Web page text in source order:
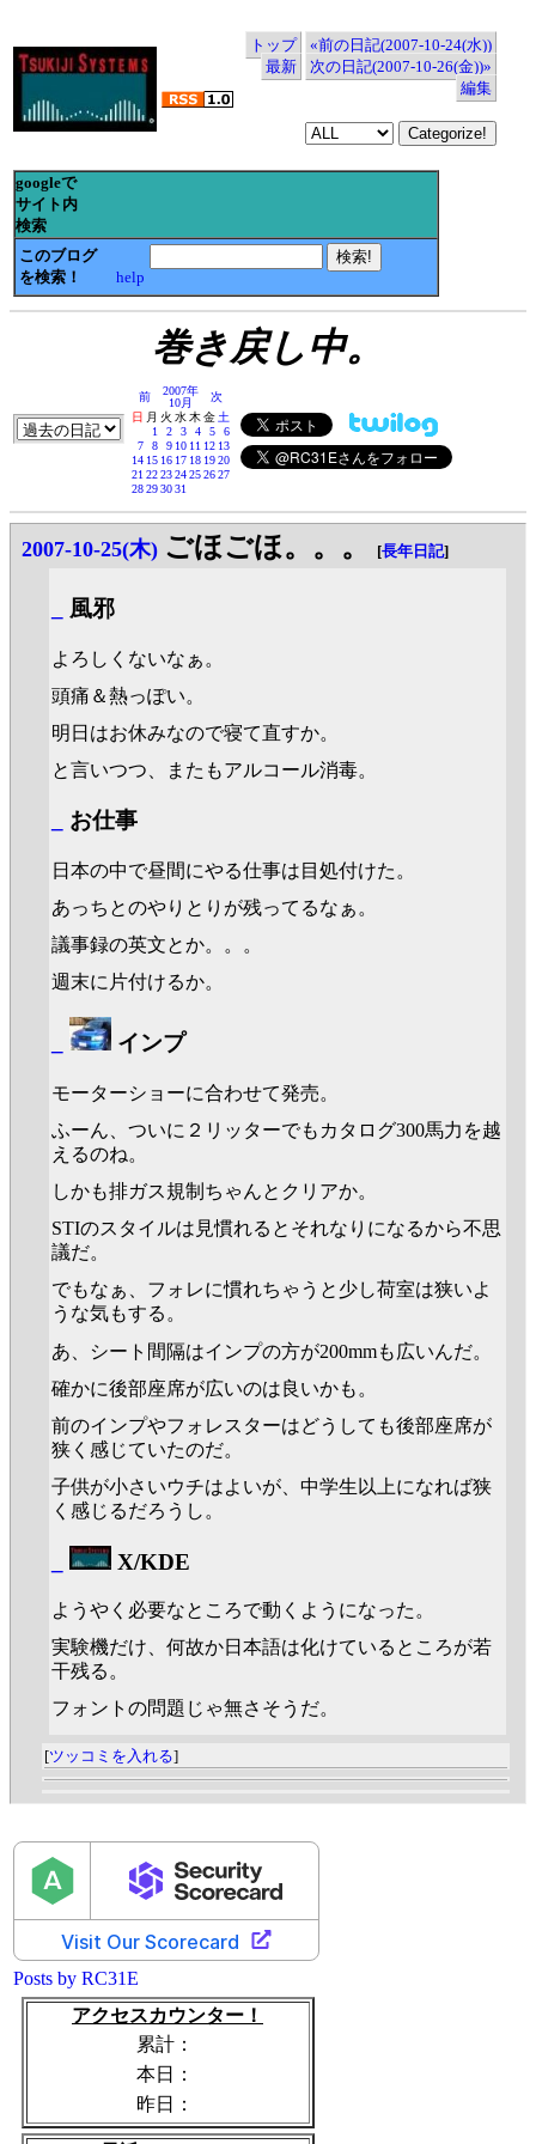
トップ
«前の日記(2007-10-24(水))
最新
次の日記(2007-10-26(金))»
編集
googleで
サイト内
検索
このブログ
を検索！
help
巻き戻し中。
前
2007年
10月
次
日 月 火 水木金土
1
2 3 4 5
6
7
8 9 10 11 12 13
14 15 16 17 18 1920
21222324252627
28293031
2007-10-25(木) ごほごほ。。。 [長年日記]
風邪
よろしくないなぁ。
頭痛＆熱っぽい。
明日はお休みなので寝て直すか。
と言いつつ、またもアルコール消毒。
お仕事
日本の中で昼間にやる仕事は目処付けた。
あっちとのやりとりが残ってるなぁ。
議事録の英文とか。。。
週末に片付けるか。
インプ
モーターショーに合わせて発売。
ふーん、ついに２リッターでもカタログ300馬力を越
えるのね。
しかも排ガス規制ちゃんとクリアか。
STIのスタイルは見慣れるとそれなりになるから不思
議だ。
でもなぁ、フォレに慣れちゃうと少し荷室は狭いよ
うな気もする。
あ、シート間隔はインプの方が200mmも広いんだ。
確かに後部座席が広いのは良いかも。
前のインプやフォレスターはどうしても後部座席が
狭く感じていたのだ。
子供が小さいウチはよいが、中学生以上になれば狭
く感じるだろうし。
X/KDE
ようやく必要なところで動くようになった。
実験機だけ、何故か日本語は化けているところが若
干残る。
フォントの問題じゃ無さそうだ。
[ツッコミを入れる]
Posts by RC31E
アクセスカウンター！
累計：
本日：
昨日：